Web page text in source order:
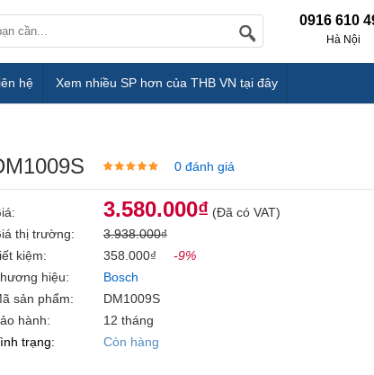
0916 610
Hà Nội
hệ Xem nhiều SP hơn của THB VN tại đây
0 đánh giá
3.580.000₫ (Đã có VAT)
thị trường:
3.938.000₫
kiệm:
358.000₫
-9%
hiệu:
Bosch
sản phẩm:
DM1009S
hành:
12 tháng
trạng:
Còn hàng